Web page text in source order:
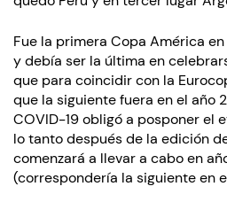
Fue la primera Copa América
y debía ser la última en
que para coincidir con la
que la siguiente fuera en el año
COVID-19 obligó a posponer el
lo tanto después de la edición
comenzará a llevar a cabo en
(correspondería la siguiente en